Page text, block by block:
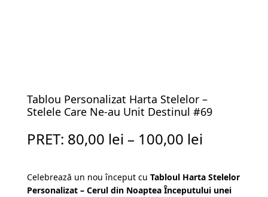
Tablou Personalizat Harta Stelelor –
Stelele Care Ne-au Unit Destinul #69
PRET: 80,00 lei – 100,00 lei
Celebrează un nou început cu Tabloul Harta Stelelor
Personalizat – Cerul din Noaptea Începutului unei